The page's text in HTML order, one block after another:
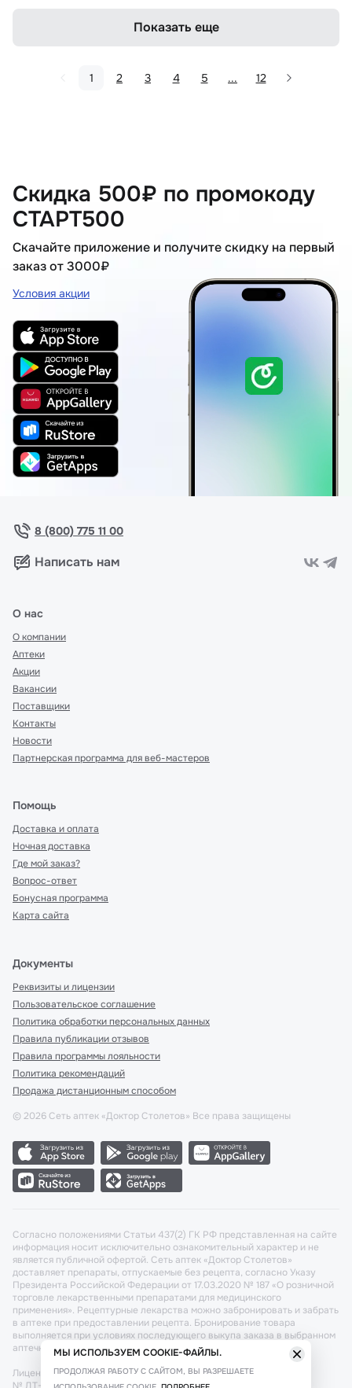
Показать еще
1 2 3 4 5 ... 12
Скидка 500₽ по промокоду
СТАРТ500
Скачайте приложение и получите скидку на первый
заказ от 3000₽
Условия акции
8 (800) 775 11 00
Написать нам
О нас
О компании
Аптеки
Акции
Вакансии
Поставщики
Контакты
Новости
Партнерская программа для веб-мастеров
Помощь
Доставка и оплата
Ночная доставка
Где мой заказ?
Вопрос-ответ
Бонусная программа
Карта сайта
Документы
Реквизиты и лицензии
Пользовательское соглашение
Политика обработки персональных данных
Правила публикации отзывов
Правила программы лояльности
Политика рекомендаций
Продажа дистанционным способом
© 2026 Сеть аптек «Доктор Столетов» Все права защищены
Согласно положениями Статьи 437(2) ГК РФ представленная на сайте
информация носит исключительно ознакомительный характер и не
является публичной офертой. Сеть аптек «Доктор Столетов»
доставляет препараты, отпускаемые без рецепта, согласно Указу
Президента Российской Федерации от 17.03.2020 № 187 «О розничной
торговле лекарственными препаратами для медицинского
применения». Рецептурные лекарства можно забронировать и забрать
в аптеке при предоставлении рецепта. Бронирование товара
выполняется при условиях последующего выкупа заказа в выбранном
аптечном пункте.
Лицензия №: ЛО-77-02-011340 от 22 декабря 2020г. Разрешение
МЫ ИСПОЛЬЗУЕМ COOKIE-ФАЙЛЫ.
ПРОДОЛЖАЯ РАБОТУ С САЙТОМ, ВЫ РАЗРЕШАЕТЕ